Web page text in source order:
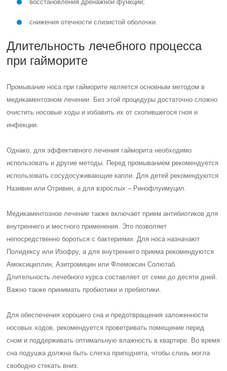
восстановления дренажной функции;
снижения отечности слизистой оболочки.
Длительность лечебного процесса
при гайморите
Промывание носа при гайморите является основным методом в
медикаментозном лечении. Без этой процедуры достаточно сложно
очистить носовые ходы и избавить их от скопившегося гноя и
инфекции.
Однако, для эффективного лечения гайморита необходимо
использовать и другие методы. Перед промыванием рекомендуется
использовать сосудосуживающие капли. Для детей рекомендуются
Називин или Отривин, а для взрослых – Ринофлуимуцил.
Медикаментозное лечение также включает прием антибиотиков для
внутреннего и местного применения. Это позволяет
непосредственно бороться с бактериями. Для носа назначают
Полидексу или Изофру, а для внутреннего приема рекомендуются
Амоксициллин, Азитромицин или Флемоксин Солютаб.
Длительность лечебного курса составляет от семи до десяти дней.
Важно также принимать пробиотики и пребиотики.
Для обеспечения хорошего сна и предотвращения заложенности
носовых ходов, рекомендуется проветривать помещение перед
сном и поддерживать оптимальную влажность в квартире. Во время
сна подушка должна быть слегка приподнята, чтобы слизь могла
свободно стекать вниз.